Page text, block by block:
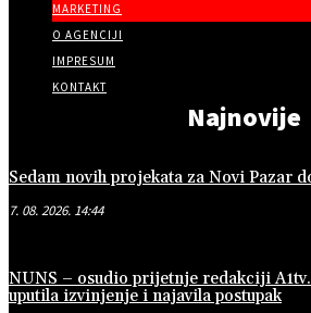
MARKETING
O AGENCIJI
IMPRESUM
KONTAKT
Najnovije
Sedam novih projekata za Novi Pazar
7. 08. 2026. 14:44
NUNS – osudio prijetnje redakciji
uputila izvinjenje i najavila postupak